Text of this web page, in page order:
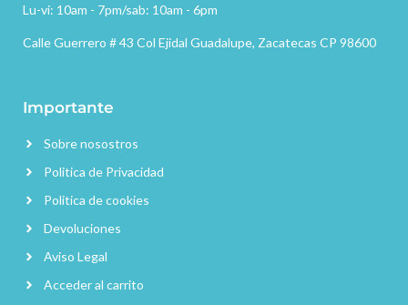
Lu-vi: 10am - 7pm/sab: 10am - 6pm
Calle Guerrero # 43 Col Ejidal Guadalupe, Zacatecas CP 98600
Importante
Sobre nosostros
Politica de Privacidad
Politica de cookies
Devoluciones
Aviso Legal
Acceder al carrito